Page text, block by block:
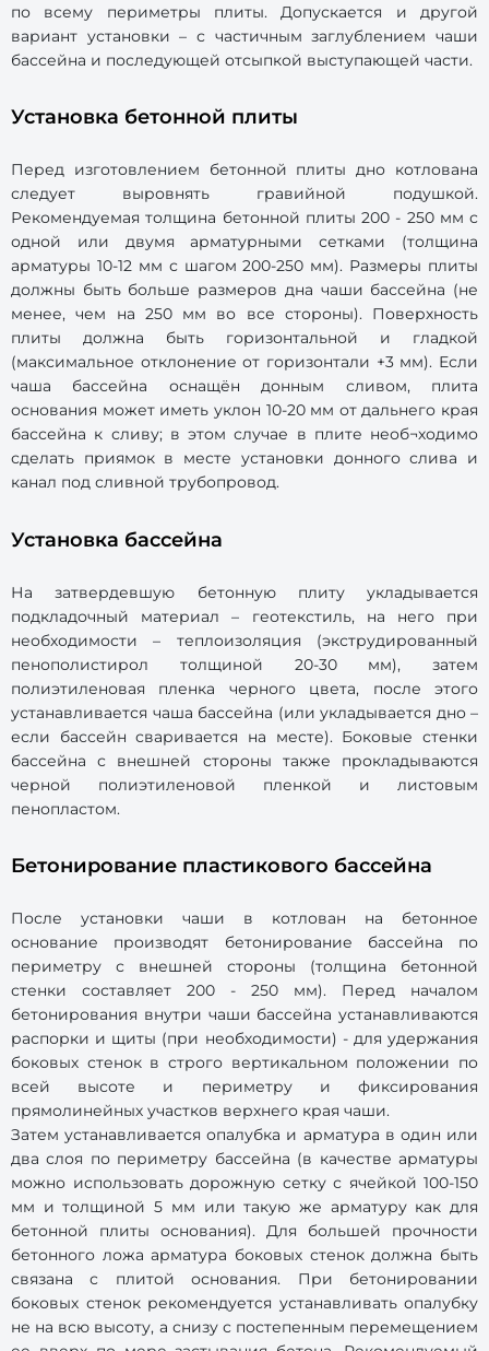
по всему периметры плиты. Допускается и другой
вариант установки – с частичным заглублением чаши
бассейна и последующей отсыпкой выступающей части.
Установка бетонной плиты
Перед изготовлением бетонной плиты дно котлована
следует выровнять гравийной подушкой.
Рекомендуемая толщина бетонной плиты 200 - 250 мм с
одной или двумя арматурными сетками (толщина
арматуры 10-12 мм с шагом 200-250 мм). Размеры плиты
должны быть больше размеров дна чаши бассейна (не
менее, чем на 250 мм во все стороны). Поверхность
плиты должна быть горизонтальной и гладкой
(максимальное отклонение от горизонтали +3 мм). Если
чаша бассейна оснащён донным сливом, плита
основания может иметь уклон 10-20 мм от дальнего края
бассейна к сливу; в этом случае в плите необ¬ходимо
сделать приямок в месте установки донного слива и
канал под сливной трубопровод.
Установка бассейна
На затвердевшую бетонную плиту укладывается
подкладочный материал – геотекстиль, на него при
необходимости – теплоизоляция (экструдированный
пенополистирол толщиной 20-30 мм), затем
полиэтиленовая пленка черного цвета, после этого
устанавливается чаша бассейна (или укладывается дно –
если бассейн сваривается на месте). Боковые стенки
бассейна с внешней стороны также прокладываются
черной полиэтиленовой пленкой и листовым
пенопластом.
Бетонирование пластикового бассейна
После установки чаши в котлован на бетонное
основание производят бетонирование бассейна по
периметру с внешней стороны (толщина бетонной
стенки составляет 200 - 250 мм). Перед началом
бетонирования внутри чаши бассейна устанавливаются
распорки и щиты (при необходимости) - для удержания
боковых стенок в строго вертикальном положении по
всей высоте и периметру и фиксирования
прямолинейных участков верхнего края чаши.
Затем устанавливается опалубка и арматура в один или
два слоя по периметру бассейна (в качестве арматуры
можно использовать дорожную сетку с ячейкой 100-150
мм и толщиной 5 мм или такую же арматуру как для
бетонной плиты основания). Для большей прочности
бетонного ложа арматура боковых стенок должна быть
связана с плитой основания. При бетонировании
боковых стенок рекомендуется устанавливать опалубку
не на всю высоту, а снизу с постепенным перемещением